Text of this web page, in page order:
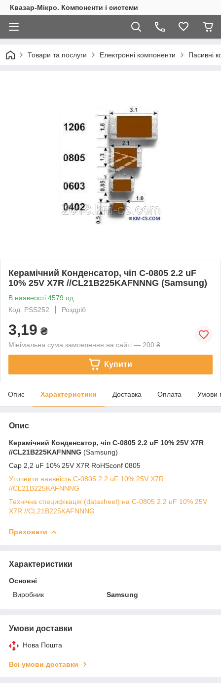
Квазар-Мікро. Компоненти і системи
Товари та послуги Електронні компоненти Пасивні
Керамічний Конденсатор, чіп C-0805 2.2 uF
10% 25V X7R //CL21B225KAFNNNG (Samsung)
В наявності 4579 од.
Код: PSS252
Роздріб
3,19 ₴
Мінімальна сума замовлення на сайті — 200 ₴
Купити
Опис Характеристики Доставка Оплата Умови
Опис
Керамічний Конденсатор, чіп C-0805 2.2 uF 10% 25V X7R
//CL21B225KAFNNNG (Samsung)
Cap 2,2 uF 10% 25V X7R RoHSconf 0805
Уточнити наявність C-0805 2.2 uF 10% 25V X7R
//CL21B225KAFNNNG
Технічна специфікація (datasheet) на C-0805 2.2 uF 10% 25V
X7R //CL21B225KAFNNNG
Приховати
Характеристики
Основні
Виробник
Samsung
Умови доставки
Нова Пошта
Всі умови доставки